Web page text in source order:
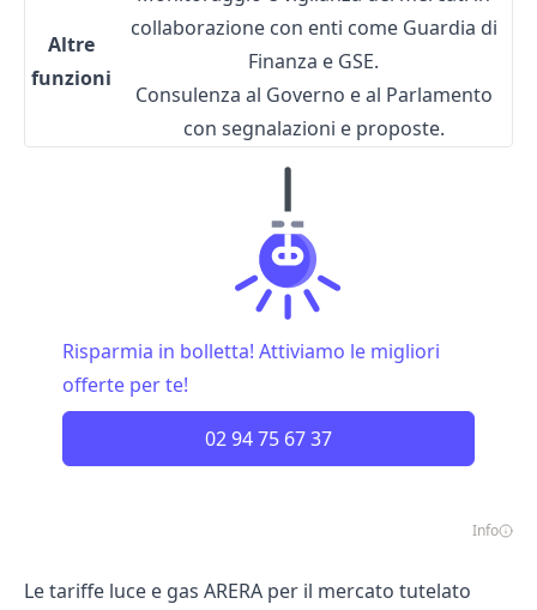
Altre
funzioni
collaborazione con enti come Guardia di
Finanza e GSE.
Consulenza al Governo e al Parlamento
con segnalazioni e proposte.
Risparmia in bolletta! Attiviamo le migliori
offerte per te!
02 94 75 67 37
Info
Le tariffe luce e gas ARERA per il mercato tutelato